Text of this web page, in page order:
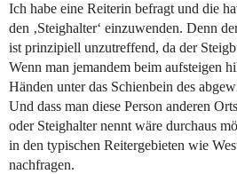
Ich habe eine Reiterin befragt und die
den ‚Steighalter‘ einzuwenden. Denn
ist prinzipiell unzutreffend, da der
Wenn man jemandem beim aufsteigen
Händen unter das Schienbein des
Und dass man diese Person anderen
oder Steighalter nennt wäre durchaus
in den typischen Reitergebieten wie
nachfragen.